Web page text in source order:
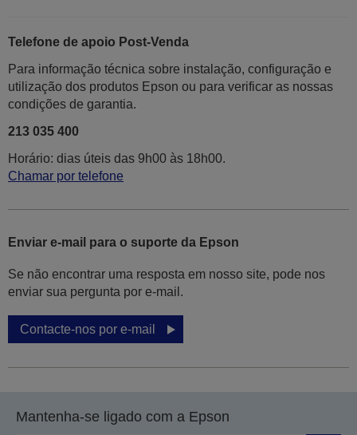
Telefone de apoio Post-Venda
Para informação técnica sobre instalação, configuração e
utilização dos produtos Epson ou para verificar as nossas
condições de garantia.
213 035 400
Horário: dias úteis das 9h00 às 18h00.
Chamar por telefone
Enviar e-mail para o suporte da Epson
Se não encontrar uma resposta em nosso site, pode nos
enviar sua pergunta por e-mail.
Contacte-nos por e-mail
Mantenha-se ligado com a Epson